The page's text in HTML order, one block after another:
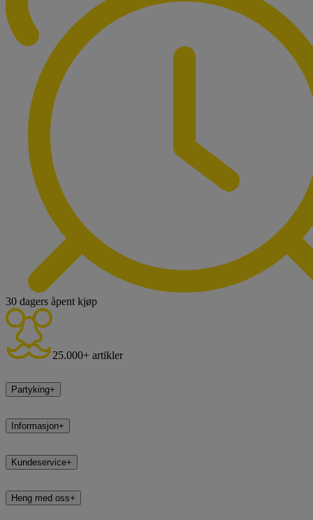
30 dagers åpent kjøp
25.000+ artikler
Partyking+
Informasjon+
Kundeservice+
Heng med oss+